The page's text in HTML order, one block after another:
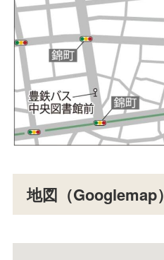
地図（Googlemap）